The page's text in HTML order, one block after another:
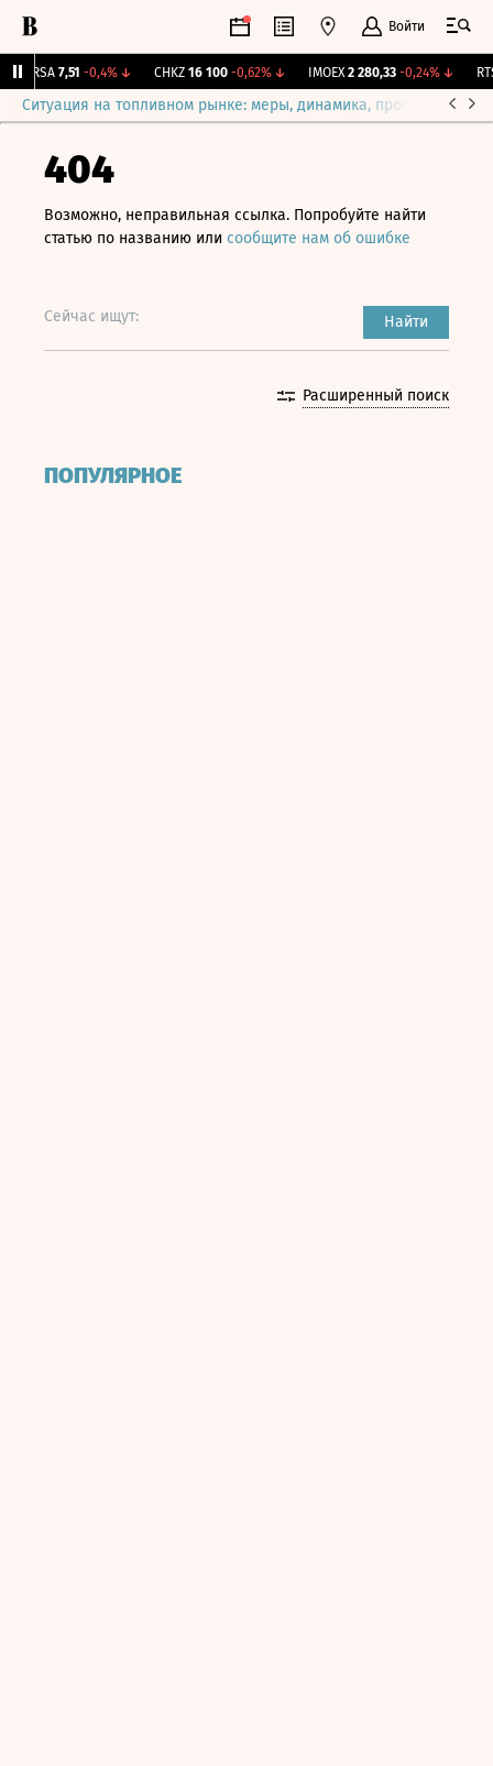
Войти
ARSA 7,51 -0,4%↓ CHKZ 16 100 -0,62%↓ IMOEX 2 280,33 -0,24%↓ RTSI
Ситуация на топливном рынке: меры, динамика, прогнозы
404
Возможно, неправильная ссылка. Попробуйте найти
статью по названию или сообщите нам об ошибке
Сейчас ищут: Найти
Расширенный поиск
ПОПУЛЯРНОЕ